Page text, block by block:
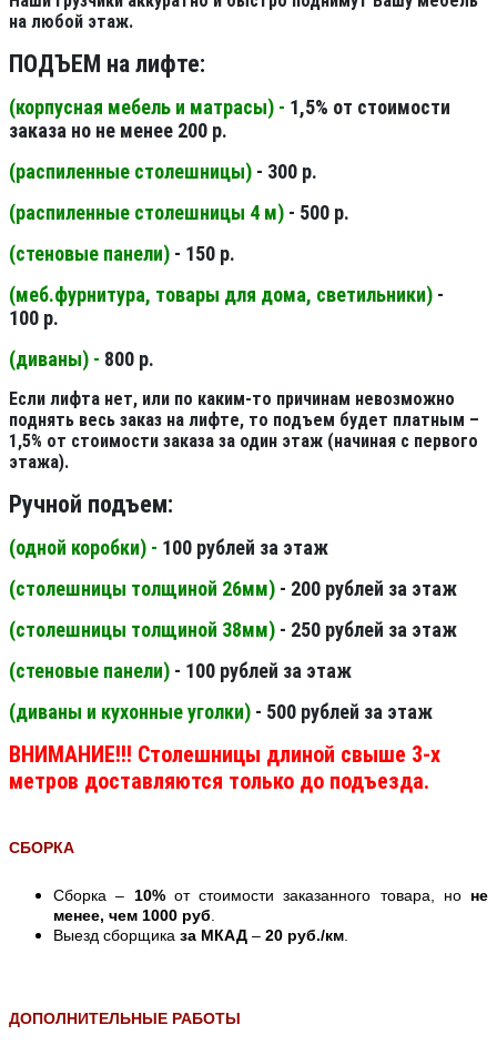
на любой этаж.
ПОДЪЕМ на лифте:
(корпусная мебель и матрасы) - 1,5% от стоимости
заказа но не менее 200 р.
(распиленные столешницы) - 300 р.
(распиленные столешницы 4 м) - 500 р.
(стеновые панели) - 150 р.
(меб.фурнитура, товары для дома, светильники) -
100 р.
(диваны) - 800 р.
Если лифта нет, или по каким-то причинам невозможно
поднять весь заказ на лифте, то подъем будет платным –
1,5% от стоимости заказа за один этаж (начиная с первого
этажа).
Ручной подъем:
(одной коробки) - 100 рублей за этаж
(столешницы толщиной 26мм) - 200 рублей за этаж
(столешницы толщиной 38мм) - 250 рублей за этаж
(стеновые панели) - 100 рублей за этаж
(диваны и кухонные уголки) - 500 рублей за этаж
ВНИМАНИЕ!!! Столешницы длиной свыше 3-х
метров доставляются только до подъезда.
СБОРКА
Сборка – 10%от стоимости заказанного товара, но не
менее, чем 1000 руб
Выезд сборщика за МКАД – 20 руб./км
ДОПОЛНИТЕЛЬНЫЕ РАБОТЫ